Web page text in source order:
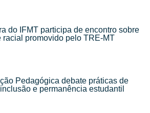
do IFMT participa de encontro sobre
racial promovido pelo TRE-MT
Pedagógica debate práticas de
e permanência estudantil